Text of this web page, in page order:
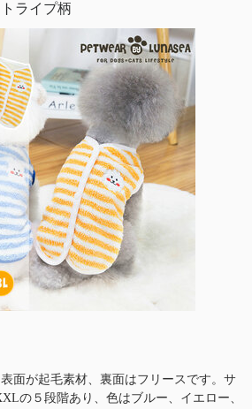
ライプ柄
面が起毛素材、裏面はフリースです。サ
の５段階あり、色はブルー、イエロー、